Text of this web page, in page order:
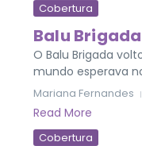
Cobertura
Balu
O Balu Brigada
mundo esperava
Mariana Fernandes
Read More
Cobertura